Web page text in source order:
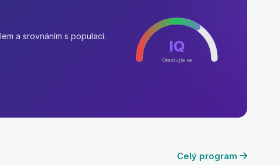
a srovnáním s populací.
IQ
Otestujte se
Celý program